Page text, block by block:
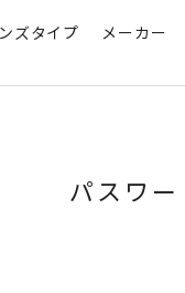
ズタイプ メーカー
パスワ